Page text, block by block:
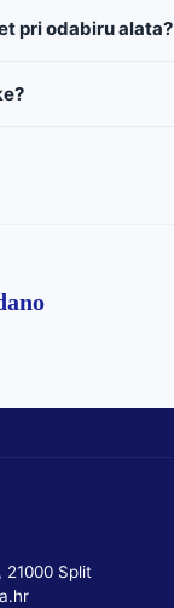
pri odabiru alata?
21000 Split